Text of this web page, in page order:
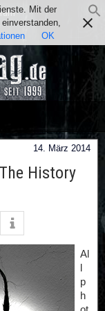
14. März 2014
History
Al
l
p
h
Mit der
OK